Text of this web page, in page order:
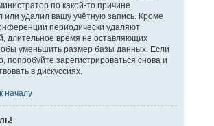
по какой-то причине
или удалил вашу учётную запись. Кроме
периодически удаляют
длительное время не оставляющих
уменьшить размер базы данных. Если
попробуйте зарегистрироваться снова и
в дискуссиях.
началу